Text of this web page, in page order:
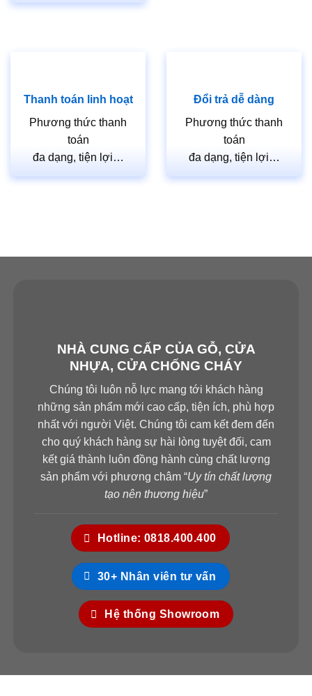
Thanh toán linh hoạt
Phương thức thanh
toán
đa dạng, tiện lợi…
Đổi trả dễ dàng
Phương thức thanh
toán
đa dạng, tiện lợi…
NHÀ CUNG CẤP CỦA GỖ, CỬA
NHỰA, CỬA CHỐNG CHÁY
Chúng tôi luôn nỗ lực mang tới khách hàng
những sản phẩm mới cao cấp, tiện ích, phù hợp
nhất với người Việt. Chúng tôi cam kết đem đến
cho quý khách hàng sự hài lòng tuyệt đối, cam
kết giá thành luôn đồng hành cùng chất lượng
sản phẩm với phương châm “Uy tín chất lượng
tạo nên thương hiệu”
Hotline: 0818.400.400
30+ Nhân viên tư vấn
Hệ thống Showroom